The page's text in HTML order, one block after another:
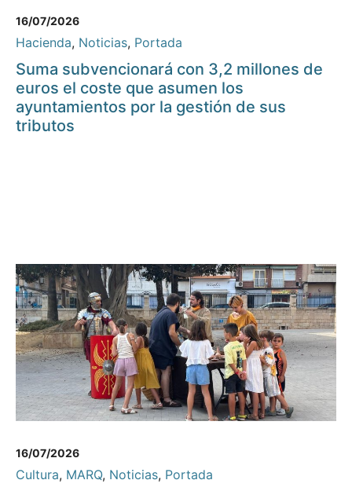
16/07/2026
Hacienda, Noticias, Portada
Suma subvencionará con 3,2 millones de
euros el coste que asumen los
ayuntamientos por la gestión de sus
tributos
16/07/2026
Cultura, MARQ, Noticias, Portada